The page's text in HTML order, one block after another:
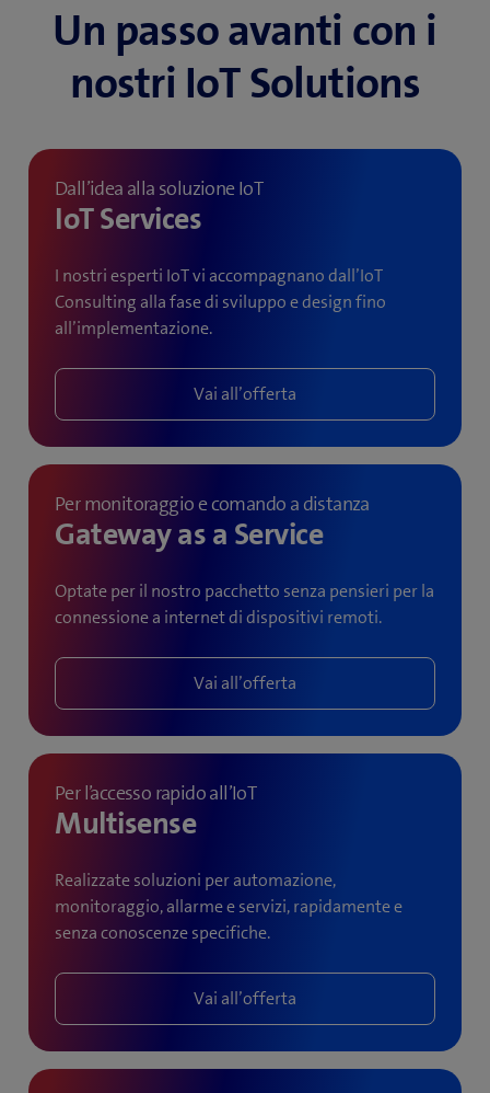
Un passo avanti con i
nostri IoT Solutions
Dall’idea alla soluzione IoT
IoT Services
I nostri esperti IoT vi accompagnano dall’IoT
Consulting alla fase di sviluppo e design fino
all’implementazione.
Vai all’offerta
Per monitoraggio e comando a distanza
Gateway as a Service
Optate per il nostro pacchetto senza pensieri per la
connessione a internet di dispositivi remoti.
Vai all’offerta
Per l’accesso rapido all’IoT
Multisense
Realizzate soluzioni per automazione,
monitoraggio, allarme e servizi, rapidamente e
senza conoscenze specifiche.
Vai all’offerta